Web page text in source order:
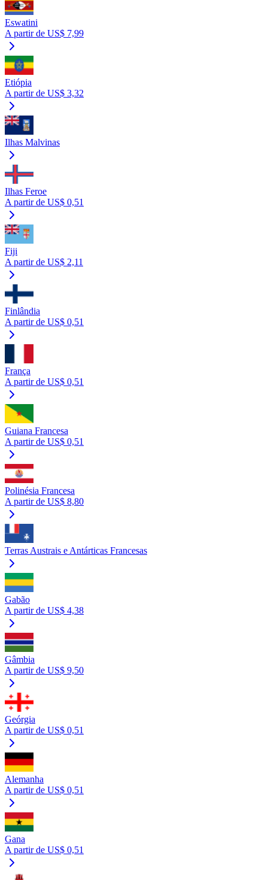
Eswatini
A partir de US$ 7,99
Etiópia
A partir de US$ 3,32
Ilhas Malvinas
Ilhas Feroe
A partir de US$ 0,51
Fiji
A partir de US$ 2,11
Finlândia
A partir de US$ 0,51
França
A partir de US$ 0,51
Guiana Francesa
A partir de US$ 0,51
Polinésia Francesa
A partir de US$ 8,80
Terras Austrais e Antárticas Francesas
Gabão
A partir de US$ 4,38
Gâmbia
A partir de US$ 9,50
Geórgia
A partir de US$ 0,51
Alemanha
A partir de US$ 0,51
Gana
A partir de US$ 0,51